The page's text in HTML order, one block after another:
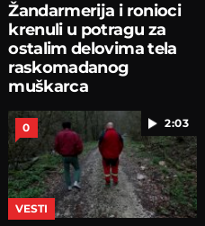
Žandarmerija i ronioci
krenuli u potragu za
ostalim delovima tela
raskomadanog
muškarca
2:03
0
VESTI